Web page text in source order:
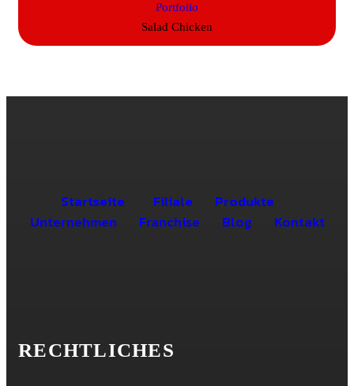
Portfolio
Salad Chicken
Startseite Filiale
Produkte
Unternehmen
Franchise Blog Kontakt
RECHTLICHES